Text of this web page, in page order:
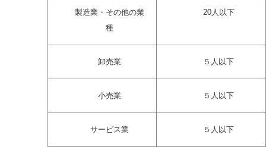
製造業・その他の業
種
20人以下
卸売業 ５人以下
小売業 ５人以下
サービス業 ５人以下